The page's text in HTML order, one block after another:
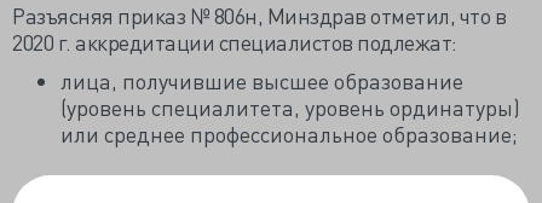
Разъясняя приказ № 806н, Минздрав отметил, что в
2020 г. аккредитации специалистов подлежат:
лица, получившие высшее образование
(уровень специалитета, уровень ординатуры)
или среднее профессиональное образование;
лица, получившие дополнительное